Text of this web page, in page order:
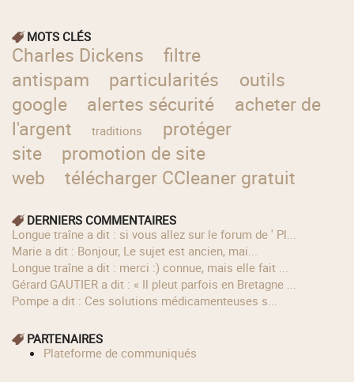
MOTS CLÉS
Charles Dickens
filtre
antispam
particularités
outils
google
alertes sécurité
acheter de
l'argent
traditions
protéger
site
promotion de site
web
télécharger CCleaner gratuit
DERNIERS COMMENTAIRES
longue traîne a dit : si vous allez sur le forum de ' Pl...
Marie a dit : Bonjour, Le sujet est ancien, mai...
longue traîne a dit : merci :) connue, mais elle fait ...
Gérard GAUTIER a dit : « Il pleut parfois en Bretagne ...
Pompe a dit : Ces solutions médicamenteuses s...
PARTENAIRES
Plateforme de communiqués